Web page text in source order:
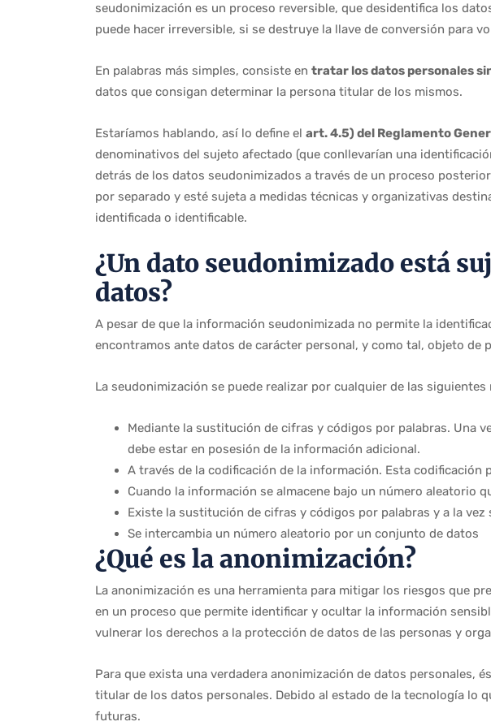
seudonimización es un proceso reversible, que desidentifica los
puede hacer irreversible, si se destruye la llave de conversión para
En palabras más simples, consiste en tratar los datos personales
datos que consigan determinar la persona titular de los mismos.
Estaríamos hablando, así lo define el art. 4.5) del Reglamento
denominativos del sujeto afectado (que conllevarían una
detrás de los datos seudonimizados a través de un proceso
por separado y esté sujeta a medidas técnicas y organizativas
identificada o identificable.
¿Un dato seudonimizado está
datos?
A pesar de que la información seudonimizada no permite la
encontramos ante datos de carácter personal, y como tal, objeto
La seudonimización se puede realizar por cualquier de las siguientes
Mediante la sustitución de cifras y códigos por palabras. Una
debe estar en posesión de la información adicional.
A través de la codificación de la información. Esta codificación
Cuando la información se almacene bajo un número aleatorio
Existe la sustitución de cifras y códigos por palabras y a la
Se intercambia un número aleatorio por un conjunto de datos
¿Qué es la anonimización?
La anonimización es una herramienta para mitigar los riesgos que
en un proceso que permite identificar y ocultar la información
vulnerar los derechos a la protección de datos de las personas y
Para que exista una verdadera anonimización de datos personales,
titular de los datos personales. Debido al estado de la tecnología lo
futuras.